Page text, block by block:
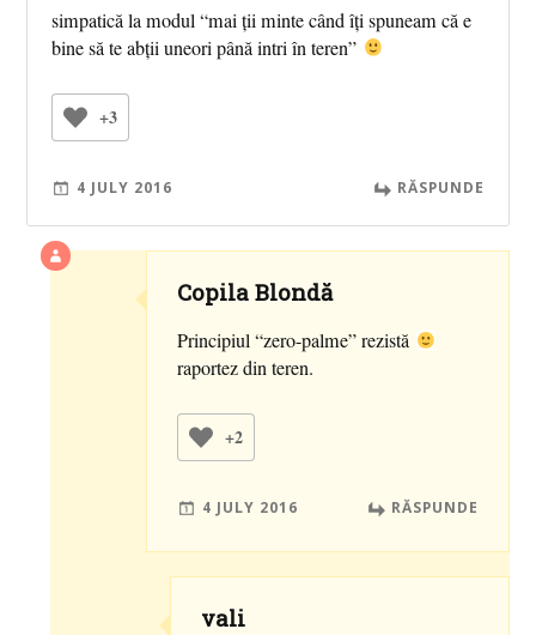
simpatică la modul “mai ții minte când îți spuneam că e
bine să te abții uneori până intri în teren”
+3
4 JULY 2016 RĂSPUNDE
Copila Blondă
Principiul “zero-palme” rezistă
raportez din teren.
+2
4 JULY 2016 RĂSPUNDE
vali